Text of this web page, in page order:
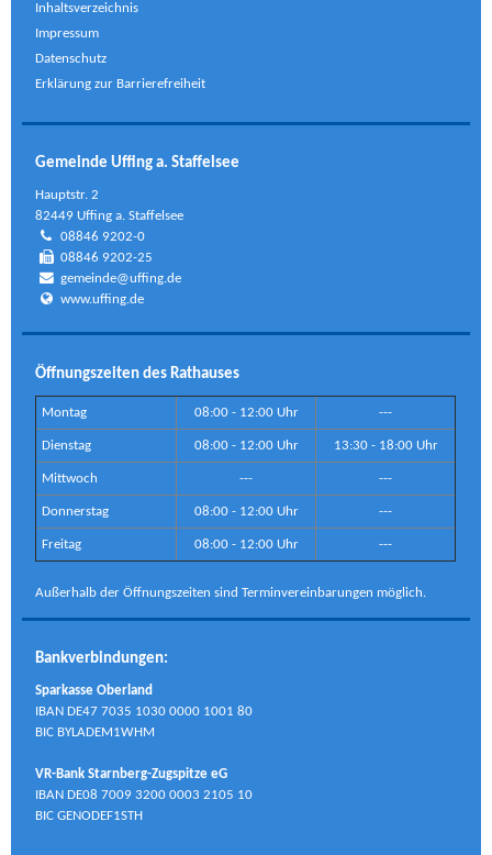
Inhaltsverzeichnis
Impressum
Datenschutz
Erklärung zur Barrierefreiheit
Gemeinde Uffing a. Staffelsee
Hauptstr. 2
82449 Uffing a. Staffelsee
08846 9202-0
08846 9202-25
gemeinde@uffing.de
www.uffing.de
Öffnungszeiten des Rathauses
Montag 08:00 - 12:00 Uhr ---
Dienstag 08:00 - 12:00 Uhr 13:30 - 18:00 Uhr
Mittwoch --- ---
Donnerstag 08:00 - 12:00 Uhr ---
Freitag 08:00 - 12:00 Uhr ---
Außerhalb der Öffnungszeiten sind Terminvereinbarungen möglich.
Bankverbindungen:
Sparkasse Oberland
IBAN DE47 7035 1030 0000 1001 80
BIC BYLADEM1WHM
VR-Bank Starnberg-Zugspitze eG
IBAN DE08 7009 3200 0003 2105 10
BIC GENODEF1STH